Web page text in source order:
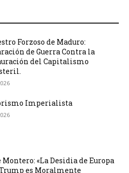
Forzoso de Maduro:
de Guerra Contra la
del Capitalismo
Imperialista
«La Desidia de Europa
es Moralmente